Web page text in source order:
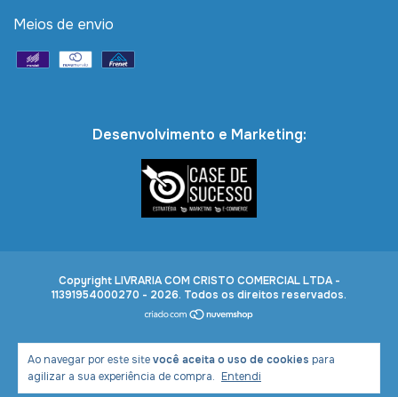
Ao navegar por este sitevocê aceita o uso de cookies para
agilizar a sua experiência de compra. Entendi
Meios de envio
Desenvolvimento e Marketing:
Copyright LIVRARIA COM CRISTO COMERCIAL LTDA -
11391954000270 - 2026. Todos os direitos reservados.